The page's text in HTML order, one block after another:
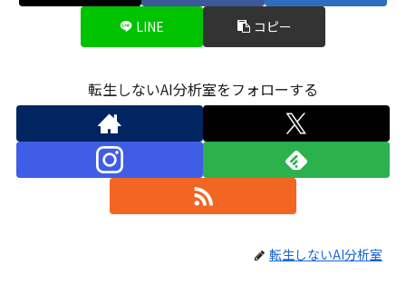
LINE コピー
転生しないAI分析室をフォローする
転生しないAI分析室